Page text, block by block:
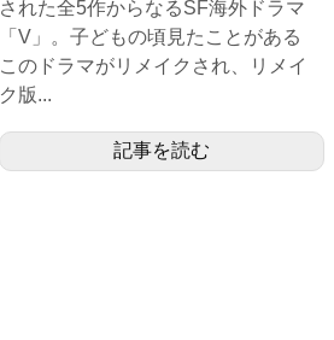
された全5作からなるSF海外ドラマ
「V」。子どもの頃見たことがある
このドラマがリメイクされ、リメイ
ク版...
記事を読む